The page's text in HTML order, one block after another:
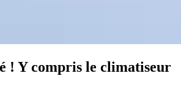
! Y compris le climatiseur